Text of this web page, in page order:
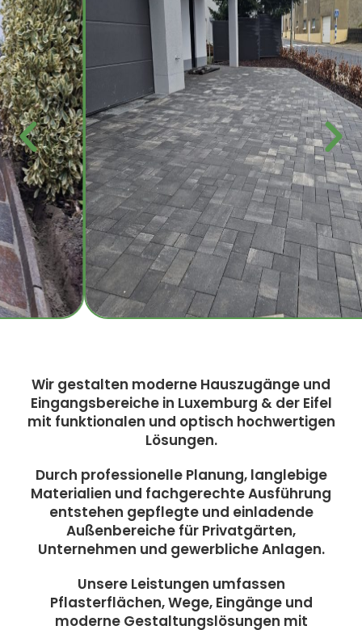
Wir gestalten moderne Hauszugänge und
Eingangsbereiche in Luxemburg & der Eifel
mit funktionalen und optisch hochwertigen
Lösungen.
Durch professionelle Planung, langlebige
Materialien und fachgerechte Ausführung
entstehen gepflegte und einladende
Außenbereiche für Privatgärten,
Unternehmen und gewerbliche Anlagen.
Unsere Leistungen umfassen
Pflasterflächen, Wege, Eingänge und
moderne Gestaltungslösungen mit